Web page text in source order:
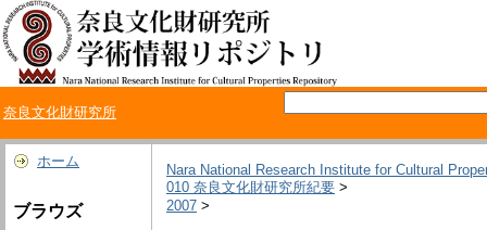
奈良文化財研究所
ホーム
ブラウズ
Nara National Research Institute for Cultural
010 奈良文化財研究所紀要 >
2007 >